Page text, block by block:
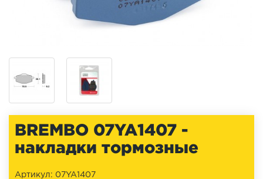
BREMBO 07YA1407 -
накладки тормозные
Артикул: 07YA1407